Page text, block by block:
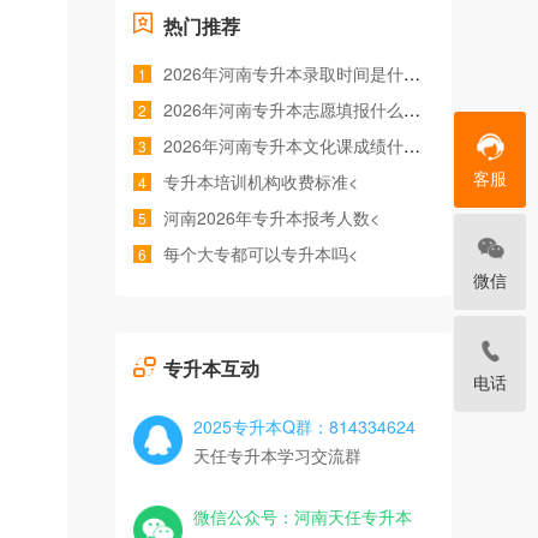
热门推荐
1 2026年河南专升本录取时间是什么时候<
2 2026年河南专升本志愿填报什么时间<
3 2026年河南专升本文化课成绩什么时候公布<
4 专升本培训机构收费标准<
5 河南2026年专升本报考人数<
6 每个大专都可以专升本吗<
专升本互动
2025专升本Q群：814334624
天任专升本学习交流群
微信公众号：河南天任专升本
客服
微信
电话